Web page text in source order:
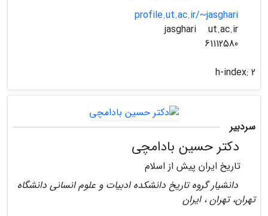
profile.ut.ac.ir/~jasghari
ut.ac.ir
h-index: 2
سردبیر
دکتر حسین بادامچی
تاریخ ایران پیش از اسلام
دانشیار گروه تاریخ دانشکده ادبیات و علوم انسانی دانشگاه
تهران، تهران ، ایران